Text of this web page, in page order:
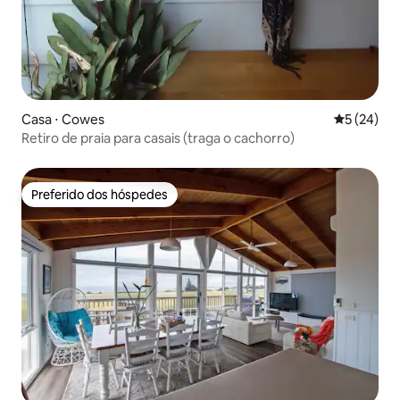
Casa ⋅ Cowes 5 de uma
5 (24)
Retiro de praia para casais (traga o cachorro)
Preferido dos hóspedes
Preferido dos hóspedes